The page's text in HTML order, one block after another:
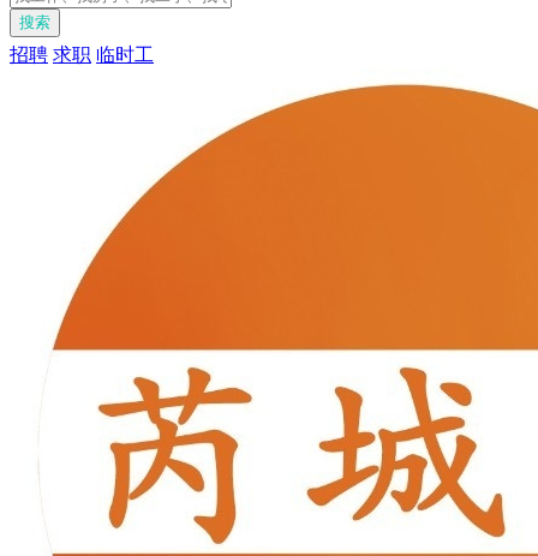
搜索
招聘 求职 临时工